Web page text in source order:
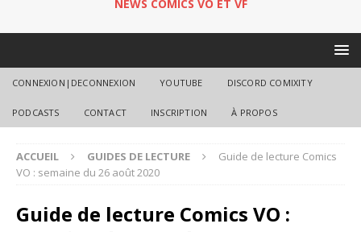
NEWS COMICS VO ET VF
CONNEXION|DECONNEXION YOUTUBE DISCORD COMIXITY
PODCASTS CONTACT INSCRIPTION À PROPOS
ACCUEIL GUIDES DE LECTURE
Guide de lecture Comics
VO : semaine du 26 août 2020
Guide de lecture Comics VO :